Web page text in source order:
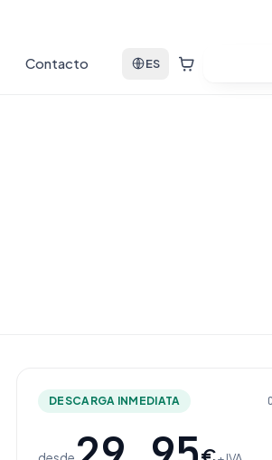
Contacto ES
DESCARGA INMEDIATA